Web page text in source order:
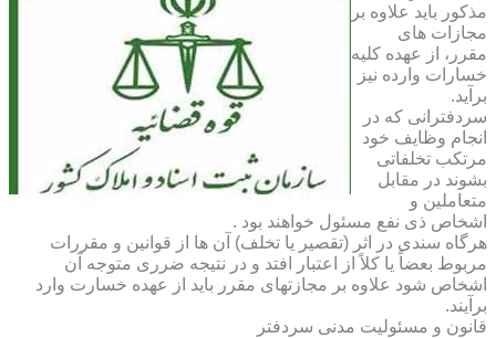
مذکور باید علاوه بر
مجازات های
مقرر، از عهده کلیه
خسارات وارده نیز
برآید.
سردفترانی که در
انجام وظایف خود
مرتکب تخلفاتی
بشوند در مقابل
متعاملین و
اشخاص ذی نفع مسئول خواهند بود .
هرگاه سندی در اثر (تقصیر یا تخلف) آن ها از قوانین و مقررات
مربوط بعضاً یا کلاً از اعتبار افتد و در نتیجه ضرری متوجه آن
اشخاص شود علاوه بر مجازتهای مقرر باید از عهده خسارت وارد
برآیند.
قانون و مسئولیت مدنی سردفتر